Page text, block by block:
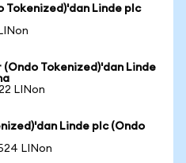
Tokenized)'dan Linde plc
Tokenized)'dan Linde
LINon
Linde plc (Ondo
LINon